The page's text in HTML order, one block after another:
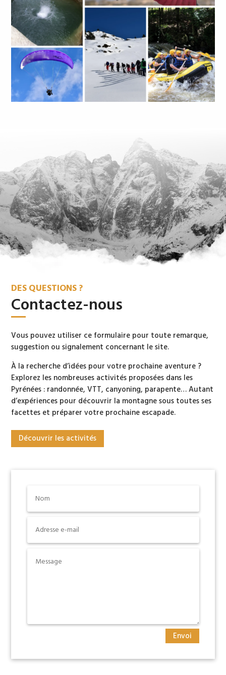
DES QUESTIONS ?
Contactez-nous
Vous pouvez utiliser ce formulaire pour toute remarque,
suggestion ou signalement concernant le site.
À la recherche d’idées pour votre prochaine aventure ?
Explorez les nombreuses activités proposées dans les
Pyrénées : randonnée, VTT, canyoning, parapente… Autant
d’expériences pour découvrir la montagne sous toutes ses
facettes et préparer votre prochaine escapade.
Découvrir les activités
Envoi